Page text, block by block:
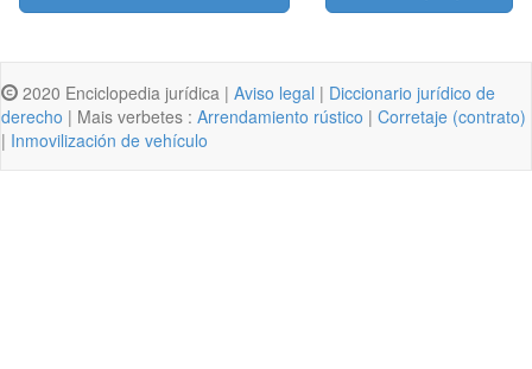
2020 Enciclopedia jurídica | Aviso legal | Diccionario jurídico de
derecho | Mais verbetes : Arrendamiento rústico | Corretaje (contrato)
| Inmovilización de vehículo